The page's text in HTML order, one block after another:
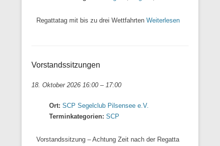
Regattatag mit bis zu drei Wettfahrten Weiterlesen
Vorstandssitzungen
18. Oktober 2026 16:00 – 17:00
Ort: SCP Segelclub Pilsensee e.V.
Terminkategorien: SCP
Vorstandssitzung – Achtung Zeit nach der Regatta